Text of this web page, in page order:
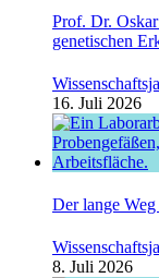
Prof. Dr.
genetischen
16. Juli 2026
Der lange
8. Juli 2026